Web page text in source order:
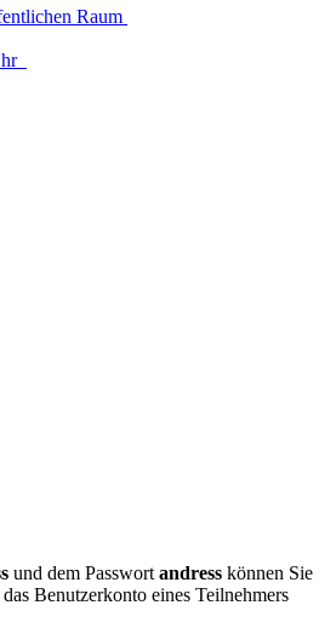
Raum
und dem Passwort andress können Sie
Benutzerkonto eines Teilnehmers